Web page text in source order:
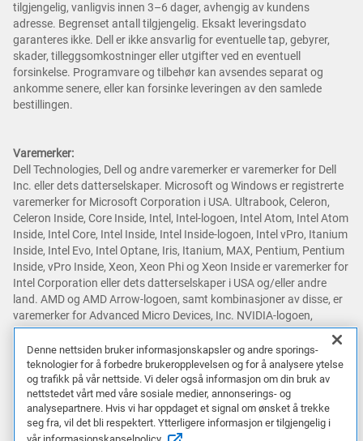
tilgjengelig, vanligvis innen 3–6 dager, avhengig av kundens
adresse. Begrenset antall tilgjengelig. Eksakt leveringsdato
garanteres ikke. Dell er ikke ansvarlig for eventuelle tap, gebyrer,
skader, tilleggsomkostninger eller utgifter ved en eventuell
forsinkelse. Programvare og tilbehør kan avsendes separat og
ankomme senere, eller kan forsinke leveringen av den samlede
bestillingen.
Varemerker:
Dell Technologies, Dell og andre varemerker er varemerker for Dell
Inc. eller dets datterselskaper. Microsoft og Windows er registrerte
varemerker for Microsoft Corporation i USA. Ultrabook, Celeron,
Celeron Inside, Core Inside, Intel, Intel-logoen, Intel Atom, Intel Atom
Inside, Intel Core, Intel Inside, Intel Inside-logoen, Intel vPro, Itanium
Inside, Intel Evo, Intel Optane, Iris, Itanium, MAX, Pentium, Pentium
Inside, vPro Inside, Xeon, Xeon Phi og Xeon Inside er varemerker for
Intel Corporation eller dets datterselskaper i USA og/eller andre
land. AMD og AMD Arrow-logoen, samt kombinasjoner av disse, er
varemerker for Advanced Micro Devices, Inc. NVIDIA-logoen,
GeForce, GeForce RTX, GeForce RTX Super, GeForce GTX, GeForce
GTX Super, GRID, SHIELD, Battery Boost, Reflex, DLSS, CUDA, FXAA,
GameStream, G-SYNC, G-SYNC Ultimate, NVLINK, ShadowPlay, SLI,
TXAA, PhysX, GeForce Experience, GeForce NOW, Maxwell, Pascal
og Turing er varemerker og/eller registrerte varemerker for NVIDIA
Corporation i USA og andre land. Snapdragon er et varemerke eller
registrert varemerke som tilhører Qualcomm Incorporated. Andre
Denne nettsiden bruker informasjonskapsler og andre sporings-
teknologier for å forbedre brukeropplevelsen og for å analysere ytelse
og trafikk på vår nettside. Vi deler også informasjon om din bruk av
nettstedet vårt med våre sosiale medier, annonserings- og
analysepartnere. Hvis vi har oppdaget et signal om ønsket å trekke
seg fra, vil det bli respektert. Ytterligere informasjon er tilgjengelig i